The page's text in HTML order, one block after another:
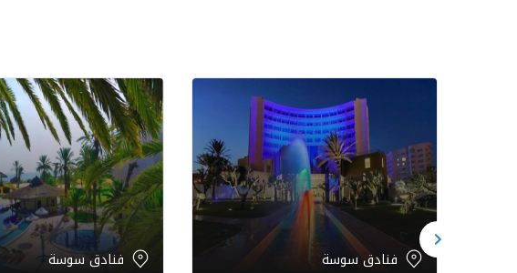
فنادق سوسة فنادق سوسة